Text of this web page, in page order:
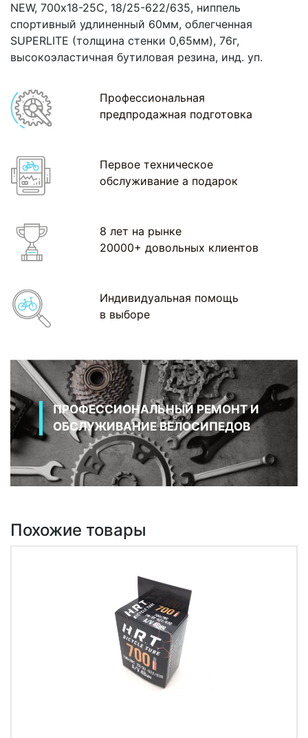
NEW, 700х18-25С, 18/25-622/635, ниппель
спортивный удлиненный 60мм, облегченная
SUPERLITE (толщина стенки 0,65мм), 76г,
высокоэластичная бутиловая резина, инд. уп.
Профессиональная
предпродажная подготовка
Первое техническое
обслуживание а подарок
8 лет на рынке
20000+ довольных клиентов
Индивидуальная помощь
в выборе
ПРОФЕССИОНАЛЬНЫЙ РЕМОНТ И
ОБСЛУЖИВАНИЕ ВЕЛОСИПЕДОВ
Похожие товары